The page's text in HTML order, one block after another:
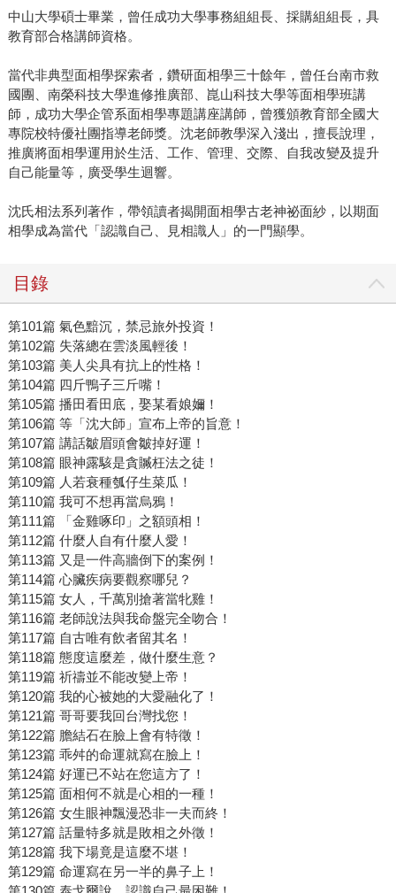
中山大學碩士畢業，曾任成功大學事務組組長、採購組組長，具
教育部合格講師資格。
當代非典型面相學探索者，鑽研面相學三十餘年，曾任台南市救
國團、南榮科技大學進修推廣部、崑山科技大學等面相學班講
師，成功大學企管系面相學專題講座講師，曾獲頒教育部全國大
專院校特優社團指導老師獎。沈老師教學深入淺出，擅長說理，
推廣將面相學運用於生活、工作、管理、交際、自我改變及提升
自己能量等，廣受學生迴響。
沈氏相法系列著作，帶領讀者揭開面相學古老神祕面紗，以期面
相學成為當代「認識自己、見相識人」的一門顯學。
目錄
第101篇 氣色黯沉，禁忌旅外投資！
第102篇 失落總在雲淡風輕後！
第103篇 美人尖具有抗上的性格！
第104篇 四斤鴨子三斤嘴！
第105篇 播田看田底，娶某看娘嬭！
第106篇 等「沈大師」宣布上帝的旨意！
第107篇 講話皺眉頭會皺掉好運！
第108篇 眼神露駭是貪贓枉法之徒！
第109篇 人若衰種瓠仔生菜瓜！
第110篇 我可不想再當烏鴉！
第111篇 「金雞啄印」之額頭相！
第112篇 什麼人自有什麼人愛！
第113篇 又是一件高牆倒下的案例！
第114篇 心臟疾病要觀察哪兒？
第115篇 女人，千萬別搶著當牝雞！
第116篇 老師說法與我命盤完全吻合！
第117篇 自古唯有飲者留其名！
第118篇 態度這麼差，做什麼生意？
第119篇 祈禱並不能改變上帝！
第120篇 我的心被她的大愛融化了！
第121篇 哥哥要我回台灣找您！
第122篇 膽結石在臉上會有特徵！
第123篇 乖舛的命運就寫在臉上！
第124篇 好運已不站在您這方了！
第125篇 面相何不就是心相的一種！
第126篇 女生眼神飄漫恐非一夫而終！
第127篇 話量特多就是敗相之外徵！
第128篇 我下場竟是這麼不堪！
第129篇 命運寫在另一半的鼻子上！